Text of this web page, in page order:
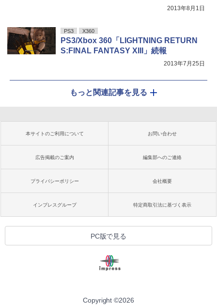
2013年8月1日
PS3 X360
PS3/Xbox 360「LIGHTNING RETURN
S:FINAL FANTASY XIII」続報
2013年7月25日
もっと関連記事を見る
本サイトのご利用について お問い合わせ
広告掲載のご案内 編集部へのご連絡
プライバシーポリシー 会社概要
インプレスグループ 特定商取引法に基づく表示
PC版で見る
Copyright ©2026